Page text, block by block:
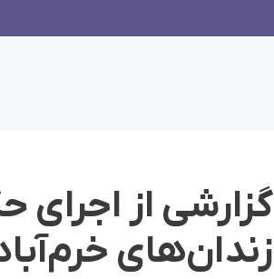
گزارشی از
زندان‌‌های